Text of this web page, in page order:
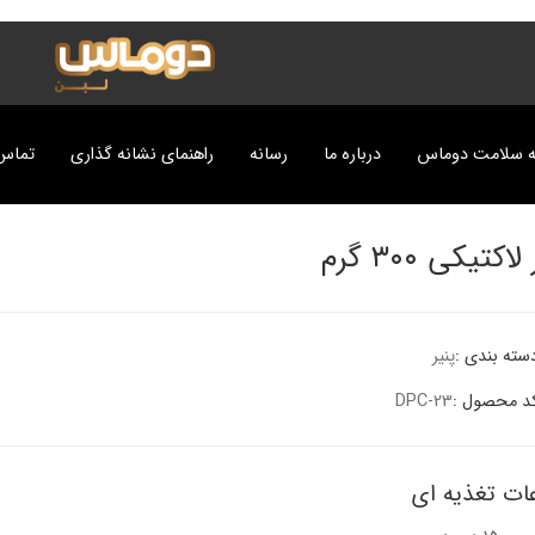
سلامت دوماس درباره ما رسانه راهنمای نشانه گذاری
۳۰۰ گرم
بندی :پنیر
محصول :DPC-23
تغذیه ای